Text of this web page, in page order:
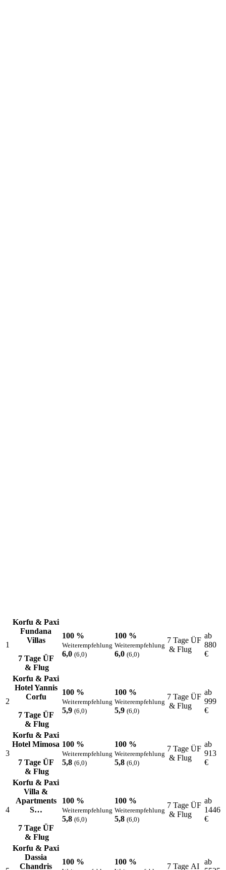
1
Korfu & Paxi
Fundana
Villas
7 Tage ÜF
& Flug
100 %
Weiterempfehlung
6,0 (6,0)
100 %
Weiterempfehlung
6,0 (6,0)
7 Tage ÜF
& Flug
ab
880
€
2
Korfu & Paxi
Hotel Yannis
Corfu
7 Tage ÜF
& Flug
100 %
Weiterempfehlung
5,9 (6,0)
100 %
Weiterempfehlung
5,9 (6,0)
7 Tage ÜF
& Flug
ab
999
€
3
Korfu & Paxi
Hotel Mimosa
7 Tage ÜF
& Flug
100 %
Weiterempfehlung
5,8 (6,0)
100 %
Weiterempfehlung
5,8 (6,0)
7 Tage ÜF
& Flug
ab
913
€
4
Korfu & Paxi
Villa &
Apartments
S…
7 Tage ÜF
& Flug
100 %
Weiterempfehlung
5,8 (6,0)
100 %
Weiterempfehlung
5,8 (6,0)
7 Tage ÜF
& Flug
ab
1446
€
Korfu & Paxi
Dassia
Chandris
100 % 100 %
7 Tage AI
ab